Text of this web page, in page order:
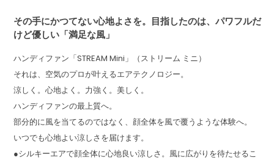
その手にかつてない心地よさを。目指したのは、パワフルだ
けど優しい「満足な風」
ハンディファン「STREAM Mini」（ストリーム ミニ）
それは、空気のプロが叶えるエアテクノロジー。
涼しく。心地よく。力強く。美しく。
ハンディファンの最上質へ。
部分的に風を当てるのではなく、顔全体を風で覆うような体験へ。
いつでも心地よい涼しさを届けます。
●シルキーエアで顔全体に心地良い涼しさ。風に広がりを待たせるこ